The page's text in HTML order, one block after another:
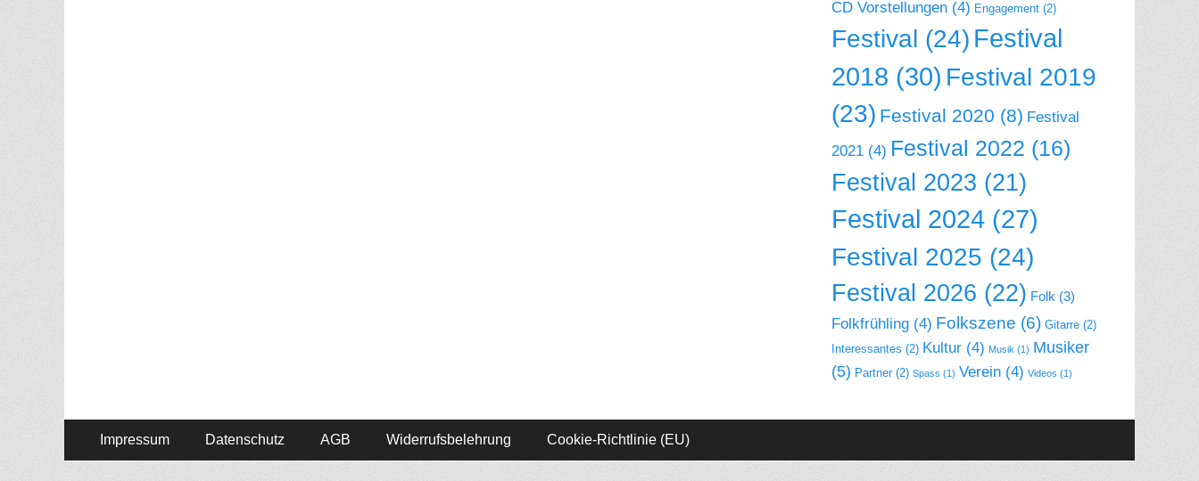
CD Vorstellungen (4) Engagement (2)
Festival (24) Festival
2018 (30) Festival 2019
(23) Festival 2020 (8) Festival
2021 (4) Festival 2022 (16)
Festival 2023 (21)
Festival 2024 (27)
Festival 2025 (24)
Festival 2026 (22) Folk (3)
Folkfrühling (4) Folkszene (6) Gitarre (2)
Interessantes (2) Kultur (4) Musik (1) Musiker
(5) Partner(2) Spass (1) Verein (4) Videos (1)
Menü
Fußzeile
Inhalt:
Impressum Datenschutz AGB Widerrufsbelehrung Cookie-Richtlinie (EU)